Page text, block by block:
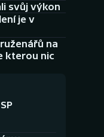
svůj výkon
je v
na
kterou nic